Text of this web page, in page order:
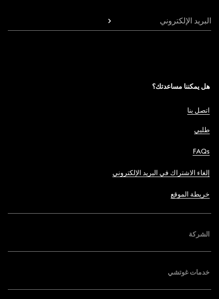
البريد الإلكتروني
هل يمكننا مساعدتك؟
اتصل بنا
طلبي
FAQs
إلغاء الاشتراك في البريد الإلكتروني
خريطة الموقع
الشركة
خدمات غوتشي